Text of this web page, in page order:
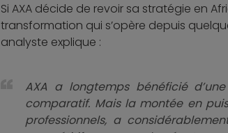
Si AXA décide de revoir sa stratégie en
transformation qui s’opère depuis
analyste explique :
AXA a longtemps bénéficié
comparatif. Mais la montée en
professionnels, a